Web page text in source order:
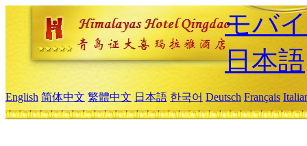
モバ
日本語
English 简体中文 繁體中文 日本語 한국어 Deutsch Français